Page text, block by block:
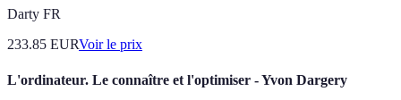
Darty FR
233.85 EURVoir le prix
L'ordinateur. Le connaître et l'optimiser - Yvon Dargery